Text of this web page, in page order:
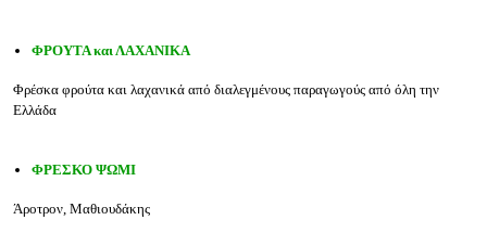
ΦΡΟΥΤΑ και ΛΑΧΑΝΙΚΑ
Φρέσκα φρούτα και λαχανικά από διαλεγμένους παραγωγούς από όλη την
Ελλάδα
ΦΡΕΣΚΟ ΨΩΜΙ
Άροτρον, Μαθιουδάκης